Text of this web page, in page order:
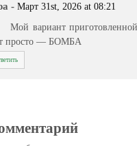
- Март 31st, 2026 at 08:21
Мой вариант
просто — БОМБА